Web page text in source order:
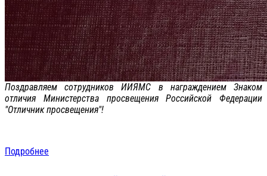
Поздравляем сотрудников ИИЯМС в награждением Знаком
отличия Министерства просвещения Российской Федерации
"Отличник просвещения"!
Подробнее